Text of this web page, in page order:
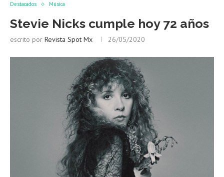
Destacados Música
Stevie Nicks cumple hoy 72 años
escrito por Revista Spot Mx 26/05/2020